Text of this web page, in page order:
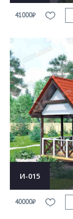
41000₽
И-015
40000₽